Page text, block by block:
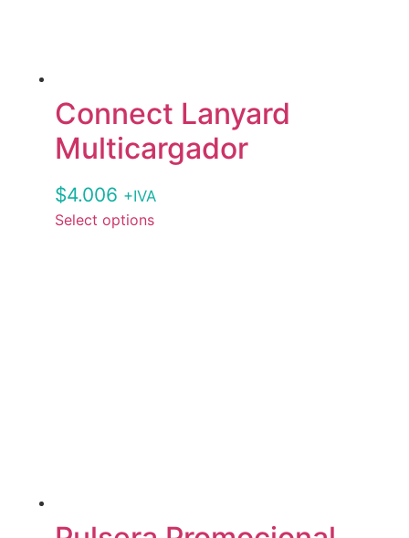
Connect Lanyard
Multicargador
$4.006 +IVA
Select options